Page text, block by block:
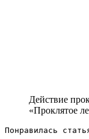
Действие
«Проклятое
Понравилась